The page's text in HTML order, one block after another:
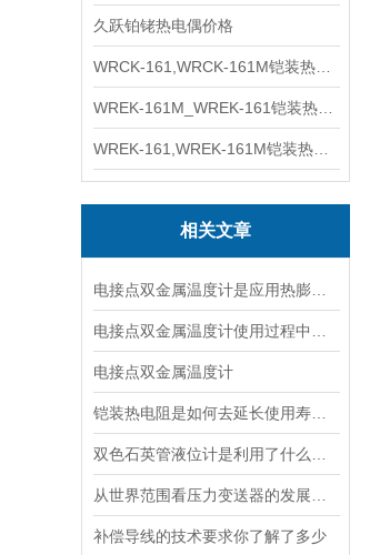
久跃铂铑热电偶价格
相关文章
电接点双金属温度计
补偿导线的技术要求你了解了多少